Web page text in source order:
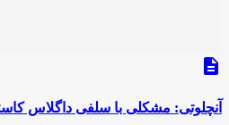
description
آنچلوتی: مشکلی با سلفی داگلاس